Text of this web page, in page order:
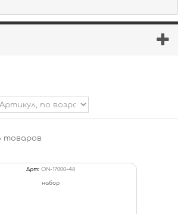
товаров
Арт: ON-17000-48
набор